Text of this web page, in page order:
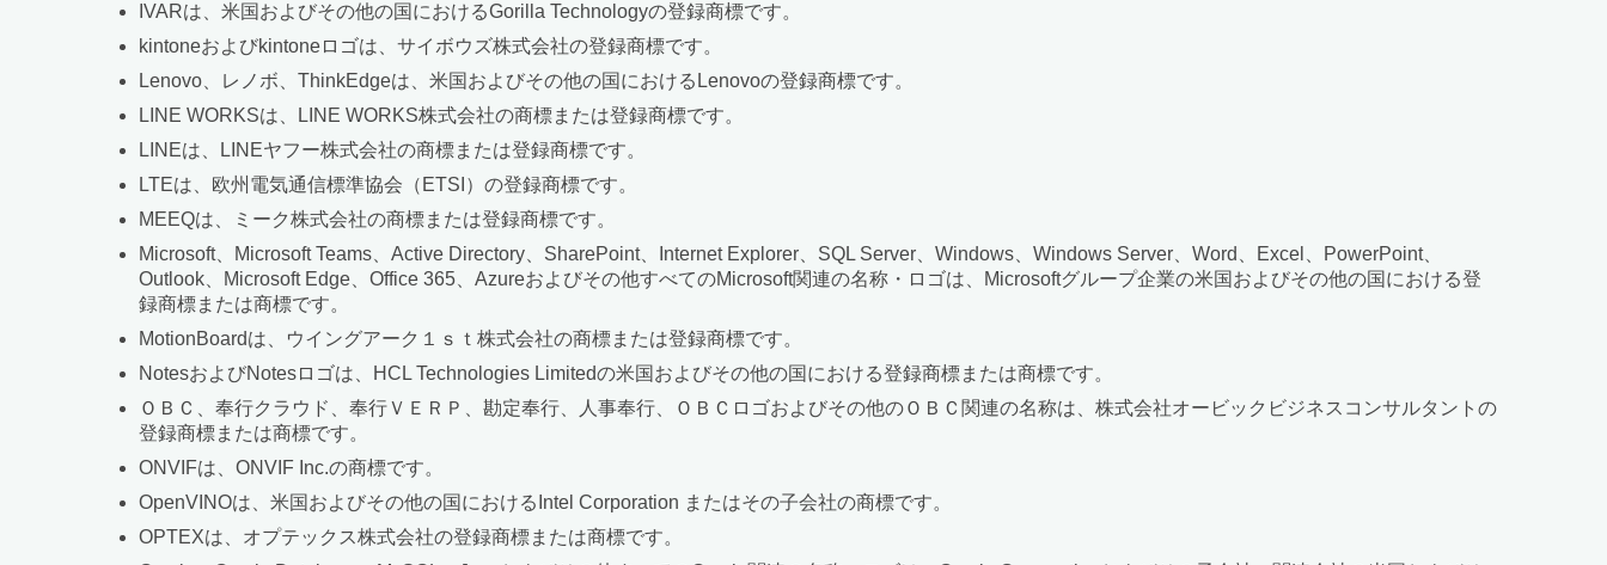
IVARは、米国およびその他の国におけるGorilla Technologyの登録商標です。
kintoneおよびkintoneロゴは、サイボウズ株式会社の登録商標です。
Lenovo、レノボ、ThinkEdgeは、米国およびその他の国におけるLenovoの登録商標です。
LINE WORKSは、LINE WORKS株式会社の商標または登録商標です。
LINEは、LINEヤフー株式会社の商標または登録商標です。
LTEは、欧州電気通信標準協会（ETSI）の登録商標です。
MEEQは、ミーク株式会社の商標または登録商標です。
Microsoft、Microsoft Teams、Active Directory、SharePoint、Internet Explorer、SQL Server、Windows、Windows Server、Word、Excel、PowerPoint、
Outlook、Microsoft Edge、Office 365、Azureおよびその他すべてのMicrosoft関連の名称・ロゴは、Microsoftグループ企業の米国およびその他の国における登
録商標または商標です。
MotionBoardは、ウイングアーク１ｓｔ株式会社の商標または登録商標です。
NotesおよびNotesロゴは、HCL Technologies Limitedの米国およびその他の国における登録商標または商標です。
ＯＢＣ、奉行クラウド、奉行ＶＥＲＰ、勘定奉行、人事奉行、ＯＢＣロゴおよびその他のＯＢＣ関連の名称は、株式会社オービックビジネスコンサルタントの
登録商標または商標です。
ONVIFは、ONVIF Inc.の商標です。
OpenVINOは、米国およびその他の国におけるIntel Corporation またはその子会社の商標です。
OPTEXは、オプテックス株式会社の登録商標または商標です。